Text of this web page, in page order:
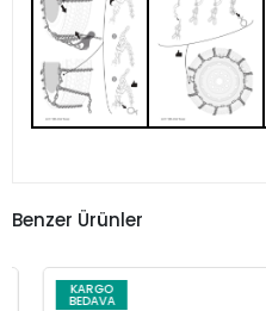
Benzer Ürünler
KARGO
BEDAVA